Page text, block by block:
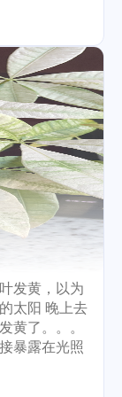
发黄，以为
太阳 晚上去
黄了。。。
暴露在光照